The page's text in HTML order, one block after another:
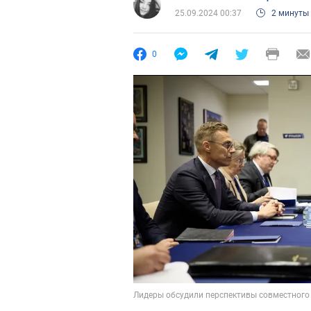
25.09.2024 00:37
2 минуты
0